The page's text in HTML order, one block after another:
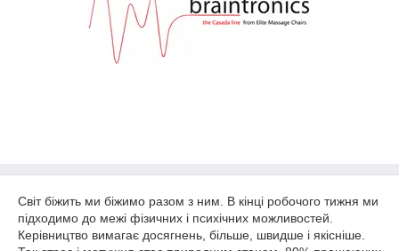
Світ біжить ми біжимо разом з ним. В кінці робочого тижня ми
підходимо до межі фізичних і психічних можливостей.
Керівництво вимагає досягнень, більше, швидше і якісніше.